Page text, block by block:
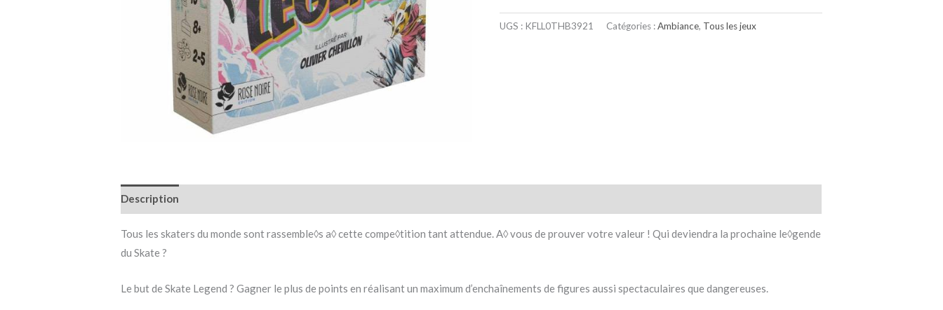
UGS : KFLL0THB3921 Catégories :Ambiance, Tous les jeux
Description
Tous les skaters du monde sont rassemble◊s a◊ cette compe◊tition tant attendue. A◊ vous de prouver votre valeur ! Qui deviendra la prochaine le◊gende
du Skate ?
Le but de Skate Legend ? Gagner le plus de points en réalisant un maximum d’enchaînements de figures aussi spectaculaires que dangereuses.